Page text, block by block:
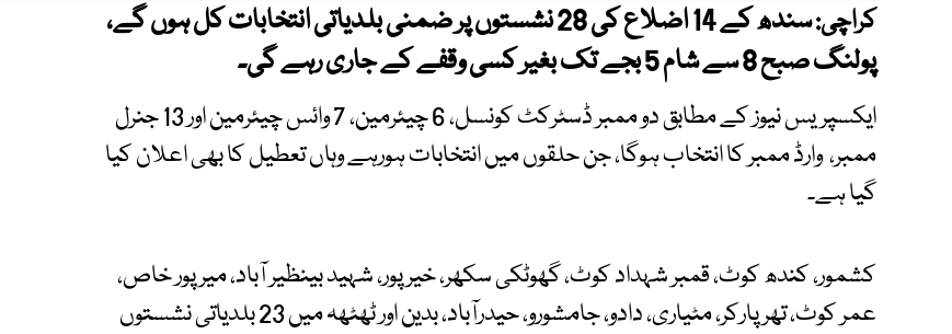
کراچی:
سندھ کے 14 اضلاع کی 28 نشستوں پر ضمنی بلدیاتی انتخابات کل ہوں گے،
پولنگ صبح 8 سے شام 5 بجے تک بغیر کسی وقفے کے جاری رہے گی۔
ایکسپریس نیوز کے مطابق دو ممبر ڈسٹرکٹ کونسل، 6 چیئرمین، 7 وائس چیئرمین اور 13 جنرل
ممبر، وارڈ ممبر کا انتخاب ہوگا، جن حلقوں میں انتخابات ہورہے وہاں تعطیل کا بھی اعلان کیا
گیا ہے۔
کشمور، کندھ کوٹ، قمبر شہداد کوٹ، گھوٹکی سکھر، خیرپور، شہید بینظیر آباد، میرپور خاص،
عمر کوٹ، تھرپارکر، مٹیاری، دادو، جامشورو، حیدرآباد، بدین اور ٹھٹھہ میں 23 بلدیاتی نشستوں